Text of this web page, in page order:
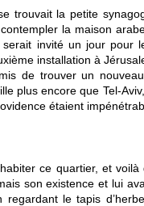
trouvait la petite
la maison
invité un jour pour
installation à
de trouver un
plus encore que Tel-
étaient
ce quartier, et voilà
son existence et lui
regardant le tapis